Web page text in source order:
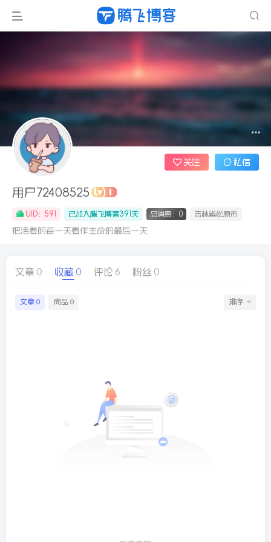
用户72408525
UID：591 已加入腾飞博客391天 总消费：0 吉林省松原市
把活着的每一天看作生命的最后一天
关注 私信
文章 0 收藏 0 评论 6 粉丝 0
文章 0 商品 0 排序